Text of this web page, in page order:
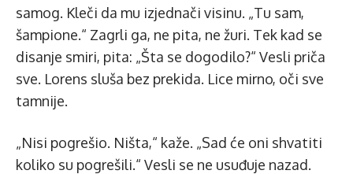
samog. Kleči da mu izjednači visinu. „Tu sam,
šampione.“ Zagrli ga, ne pita, ne žuri. Tek kad se
disanje smiri, pita: „Šta se dogodilo?“ Vesli priča
sve. Lorens sluša bez prekida. Lice mirno, oči sve
tamnije.
„Nisi pogrešio. Ništa,“ kaže. „Sad će oni shvatiti
koliko su pogrešili.“ Vesli se ne usuđuje nazad.